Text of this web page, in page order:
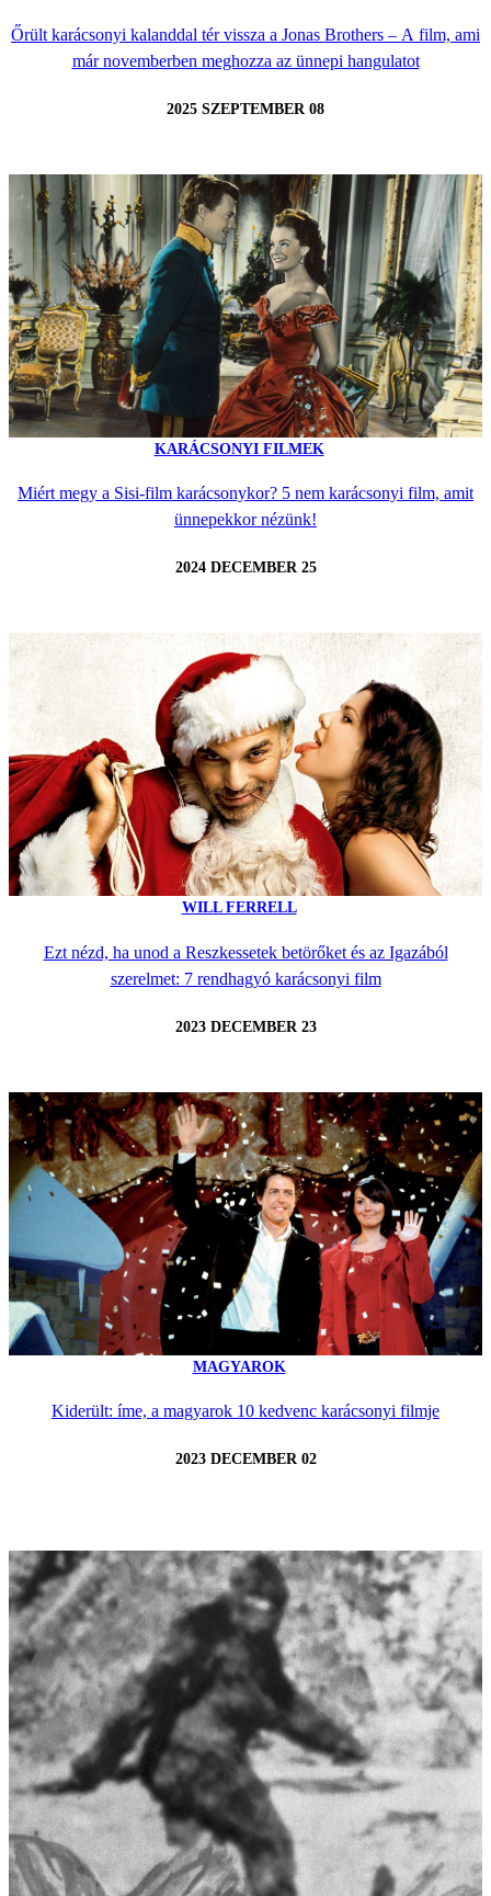
Őrült karácsonyi kalanddal tér vissza a Jonas Brothers – A film, ami
már novemberben meghozza az ünnepi hangulatot
2025 SZEPTEMBER 08
KARÁCSONYI FILMEK
Miért megy a Sisi-film karácsonykor? 5 nem karácsonyi film, amit
ünnepekkor nézünk!
2024 DECEMBER 25
WILL FERRELL
Ezt nézd, ha unod a Reszkessetek betörőket és az Igazából
szerelmet: 7 rendhagyó karácsonyi film
2023 DECEMBER 23
MAGYAROK
Kiderült: íme, a magyarok 10 kedvenc karácsonyi filmje
2023 DECEMBER 02